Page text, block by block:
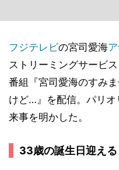
フジテレビの宮司愛海
ストリーミングサービス
番組『宮司愛海のすみ
けど…』を配信。パリオ
来事を明かした。
33歳の誕生日迎える